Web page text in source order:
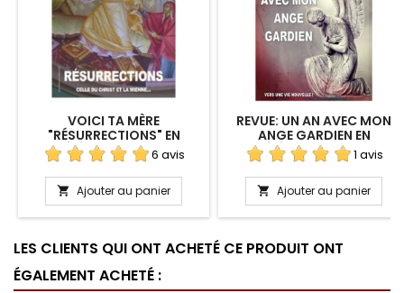
VOICI TA MÈRE
"RÉSURRECTIONS" EN
TÉLÉCHARGEMENT
6 avis
 Ajouter au panier
REVUE: UN AN AVEC MON
ANGE GARDIEN EN
TÉLÉCHARGEMENT1 avis
 Ajouter au panier
LES CLIENTS QUI ONT ACHETÉ CE PRODUIT ONT
ÉGALEMENT ACHETÉ :